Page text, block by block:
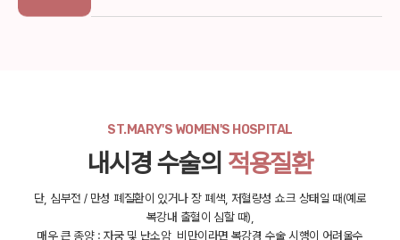
ST.MARY'S WOMEN'S HOSPITAL
내시경 수술의 적용질환
단, 심부전 / 만성 폐질환이 있거나 장 폐색, 저혈량성 쇼크 상태일 때(예로
복강내 출혈이 심할 때),
매우 큰 종양 : 자궁 및 난소암, 비만이라면 복강경 수술 시행이 어려울수